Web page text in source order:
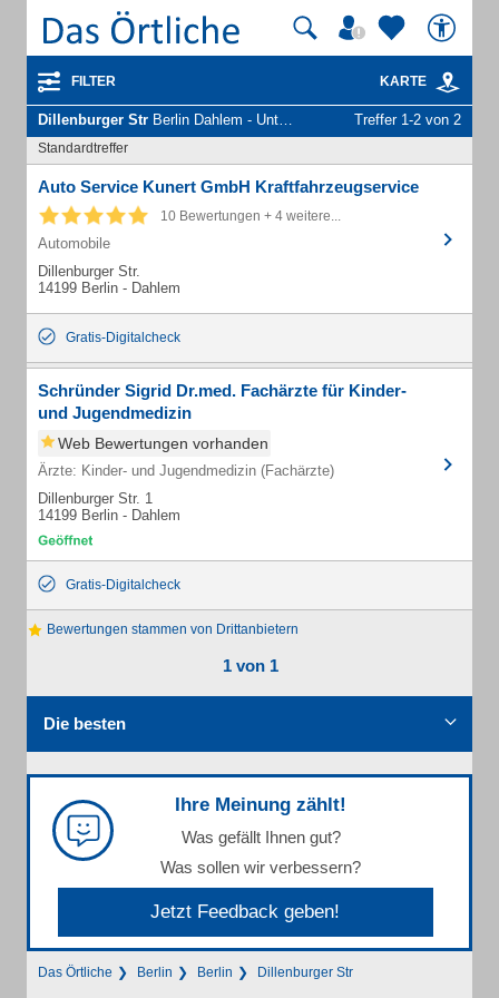
FILTER KARTE
Dillenburger Str Berlin Dahlem - Unternehmen und Personen Treffer 1-2 von 2
Standardtreffer
Auto Service Kunert GmbH Kraftfahrzeugservice
10 Bewertungen + 4 weitere...
Automobile
Dillenburger Str.
14199 Berlin - Dahlem
Gratis-Digitalcheck
Schründer Sigrid Dr.med. Fachärzte für Kinder-
und Jugendmedizin
Web Bewertungen vorhanden
Ärzte: Kinder- und Jugendmedizin (Fachärzte)
Dillenburger Str. 1
14199 Berlin - Dahlem
Gratis-Digitalcheck
Bewertungen stammen von Drittanbietern
1 von 1
Die besten
Ihre Meinung zählt!
Was gefällt Ihnen gut?
Was sollen wir verbessern?
Jetzt Feedback geben!
Das Örtliche Berlin Berlin Dillenburger Str